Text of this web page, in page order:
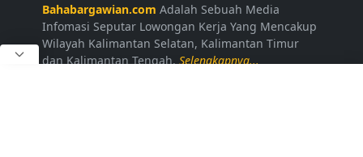
Bahabargawian.com Adalah Sebuah Media
Infomasi Seputar Lowongan Kerja Yang Mencakup
Wilayah Kalimantan Selatan, Kalimantan Timur
dan Kalimantan Tengah.Selengkapnya...